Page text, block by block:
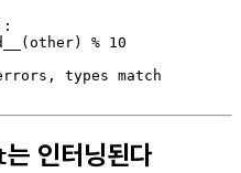
% 10
types match
는 인터닝된다